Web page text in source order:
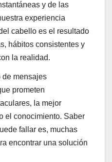
y de las
experiencia
cabello es el resultado
hábitos consistentes y
la realidad.
de mensajes
prometen
la mejor
el conocimiento. Saber
fallar es, muchas
encontrar una solución